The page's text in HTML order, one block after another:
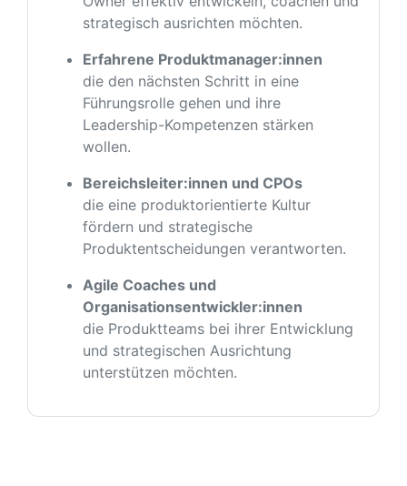
strategisch ausrichten möchten.
Erfahrene Produktmanager:innen
die den nächsten Schritt in eine
Führungsrolle gehen und ihre
Leadership-Kompetenzen stärken
wollen.
Bereichsleiter:innen und CPOs
die eine produktorientierte Kultur
fördern und strategische
Produktentscheidungen verantworten.
Agile Coaches und
Organisationsentwickler:innen
die Produktteams bei ihrer Entwicklung
und strategischen Ausrichtung
unterstützen möchten.